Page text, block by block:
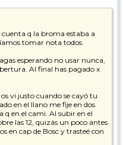
q la broma estaba a
tomar nota todos.
esperando no usar nunca,
Al final has pagado x
vi justo cuando se cayó tu
en el llano me fije en dos
q en el cami. Al subir en el
las 12, quizás un poco antes
en cap de Bosc y trasteé con